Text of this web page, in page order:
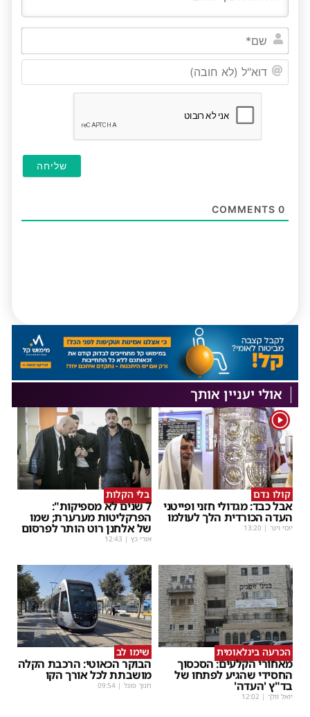
0
אולי יעניין אותך
1
קולו נדם
אבל כבד: מגדולי חזני ופייטני
העדה הכורדית הלך לעולמו
יוסי וינר |
13:20
בלי הקלות
7 שנים לא מספיקות":
הפרקליטות מערערת; שמו
של אלחנן רוט הותר לפרסום
אורי כץ |
12:43
הכרעה בינלאומית
מאחורי הקלעים: הסכסוך
החסידי שהגיע לפתחו של
בד"ץ 'העדה'
יואל וולך |
12:02
שימו לב
הבוקר הכאוטי: הרכבת הקלה
מושבתת לכל אורך הקו
חנוך פוגל |
09:54